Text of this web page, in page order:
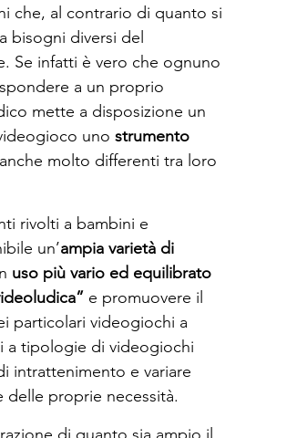
che, al contrario di quanto si
bisogni diversi del
Se infatti è vero che ognuno
a un proprio
mette a disposizione un
uno strumento
molto differenti tra loro
rivolti a bambini e
un’ampia varietà di
uso più vario ed equilibrato
e promuovere il
particolari videogiochi a
a tipologie di videogiochi
intrattenimento e variare
delle proprie necessità.